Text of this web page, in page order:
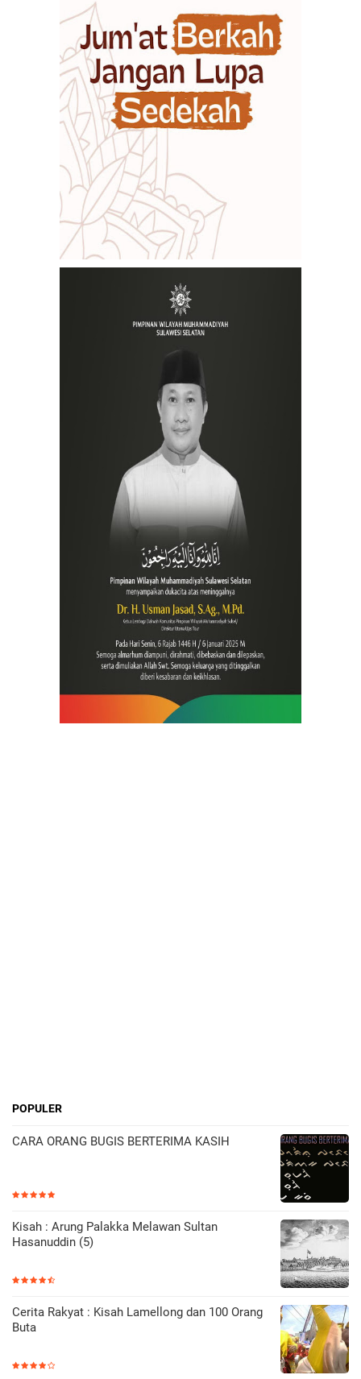
POPULER
CARA ORANG BUGIS BERTERIMA KASIH
Kisah : Arung Palakka Melawan Sultan
Hasanuddin (5)
Cerita Rakyat : Kisah Lamellong dan 100 Orang
Buta